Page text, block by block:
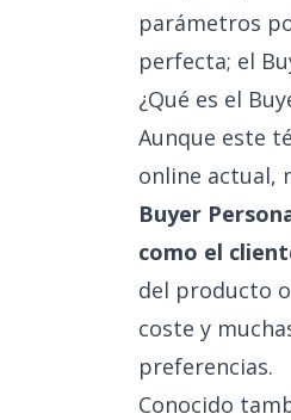
parámetros
perfecta; el
¿Qué es el
Aunque este
online actual,
Buyer
como el
del producto
coste y
preferencias.
Conocido